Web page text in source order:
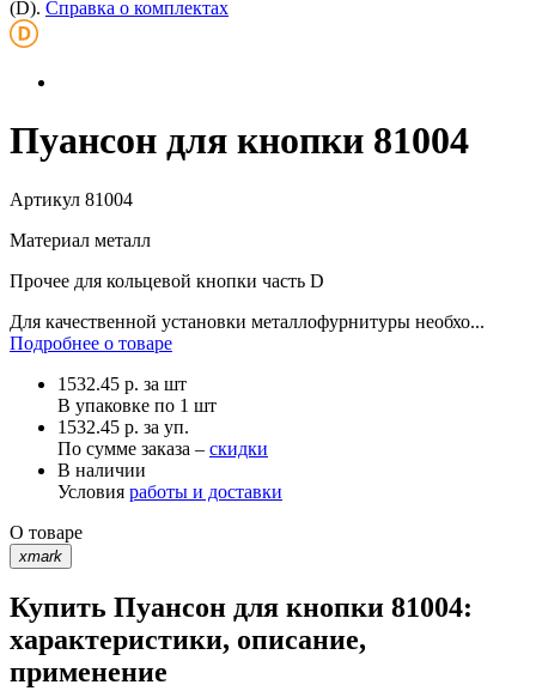
(D). Справка о комплектах
Пуансон для кнопки 81004
Артикул 81004
Материал металл
Прочее для кольцевой кнопки часть D
Для качественной установки металлофурнитуры необхо...
Подробнее о товаре
1532.45 р. за шт
В упаковке по 1 шт
1532.45 р. за уп.
По сумме заказа – скидки
В наличии
Условия работы и доставки
О товаре
xmark
Купить Пуансон для кнопки 81004:
характеристики, описание,
применение